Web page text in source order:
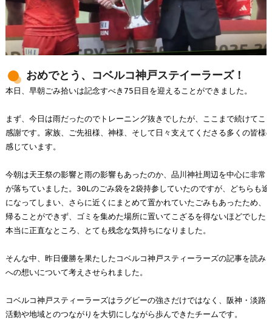
おめでとう、コベルコ神戸ステイーラーズ！
本日、早朝ごみ拾いは記念すべき75日目を迎えることができました。
まず、今日は雨だったのでトレーニング抜きでしたが、ここまで続けてこ
感謝です。家族、ご先祖様、神様、そして日々支えてくださる多くの皆様
感じています。
今朝は天王祭の影響と雨の影響もあったのか、品川神社周辺を中心に非常
が落ちていました。30Lのごみ袋を2袋持参していたのですが、どちらも途
になってしまい、さらに近くにまとめて置かれていたごみもあったため、
帰ることができず、ゴミを集めた場所に置いてこざるを得ないほどでした
本当に正直なところ、とても残念な気持ちになりました。
そんな中、昨日優勝を果たしたコベルコ神戸スティーラーズの記事を読み
への想いについて考えさせられました。
コベルコ神戸スティーラーズはラグビーの強さだけではなく、阪神・淡路
活動や地域とのつながりを大切にしながら歩んできたチームです。